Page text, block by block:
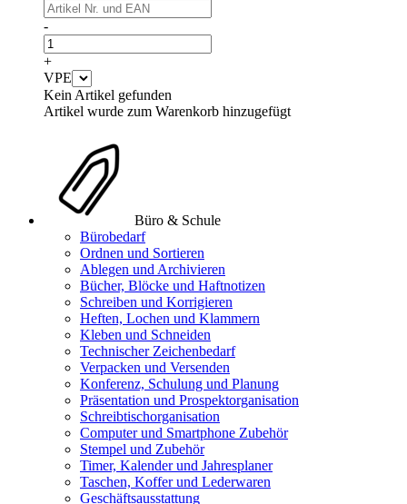
-
+
VPE
Kein Artikel gefunden
Artikel wurde zum Warenkorb hinzugefügt
Büro & Schule
Bürobedarf
Ordnen und Sortieren
Ablegen und Archivieren
Bücher, Blöcke und Haftnotizen
Schreiben und Korrigieren
Heften, Lochen und Klammern
Kleben und Schneiden
Technischer Zeichenbedarf
Verpacken und Versenden
Konferenz, Schulung und Planung
Präsentation und Prospektorganisation
Schreibtischorganisation
Computer und Smartphone Zubehör
Stempel und Zubehör
Timer, Kalender und Jahresplaner
Taschen, Koffer und Lederwaren
Geschäftsausstattung